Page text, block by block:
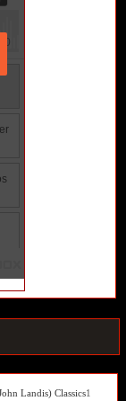
Landis) Classics1